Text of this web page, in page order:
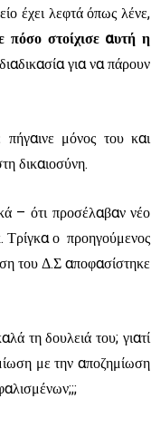
έχει λεφτά όπως λένε,
στοίχισε αυτή η
για να πάρουν
μόνος του και
δικαιοσύνη.
– ότι προσέλαβαν νέο
Τρίγκα ο προηγούμενος
του Δ.Σ αποφασίστηκε
τη δουλειά του; γιατί
με την αποζημίωση